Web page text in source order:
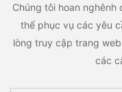
Chúng tôi hoan
thể phục vụ các yêu
lòng truy cập trang
các